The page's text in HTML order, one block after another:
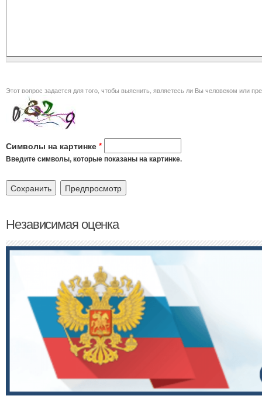
Этот вопрос задается для того,
Символы на картинке *
Введите символы, которые показаны на картинке.
Независимая оценка